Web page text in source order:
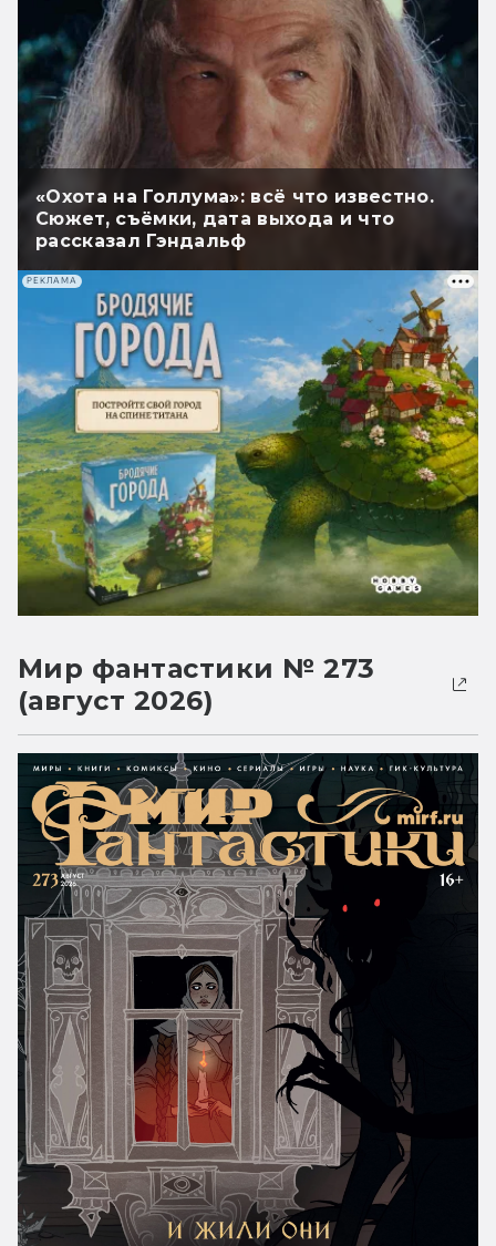
«Охота на Голлума»: всё что известно.
Сюжет, съёмки, дата выхода и что
рассказал Гэндальф
РЕКЛАМА
Мир фантастики № 273
(август 2026)